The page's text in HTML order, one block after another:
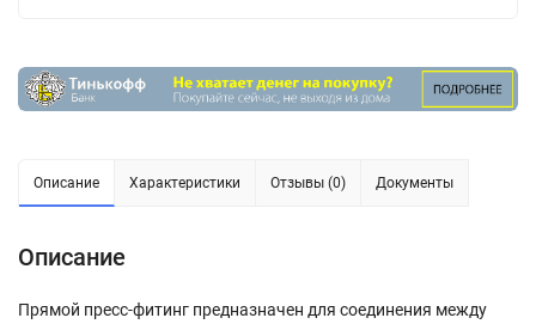
Описание Характеристики Отзывы (0) Документы
Описание
Прямой пресс-фитинг предназначен для соединения между